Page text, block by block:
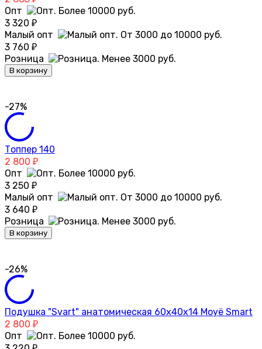
Опт
3 320 ₽
Малый опт
3 760 ₽
Розница
В корзину
-27%
Топпер 140
2 800 ₽
Опт
3 250 ₽
Малый опт
3 640 ₽
Розница
В корзину
-26%
Подушка "Svart" анатомическая 60х40х14 Moyё Smart
2 800 ₽
Опт